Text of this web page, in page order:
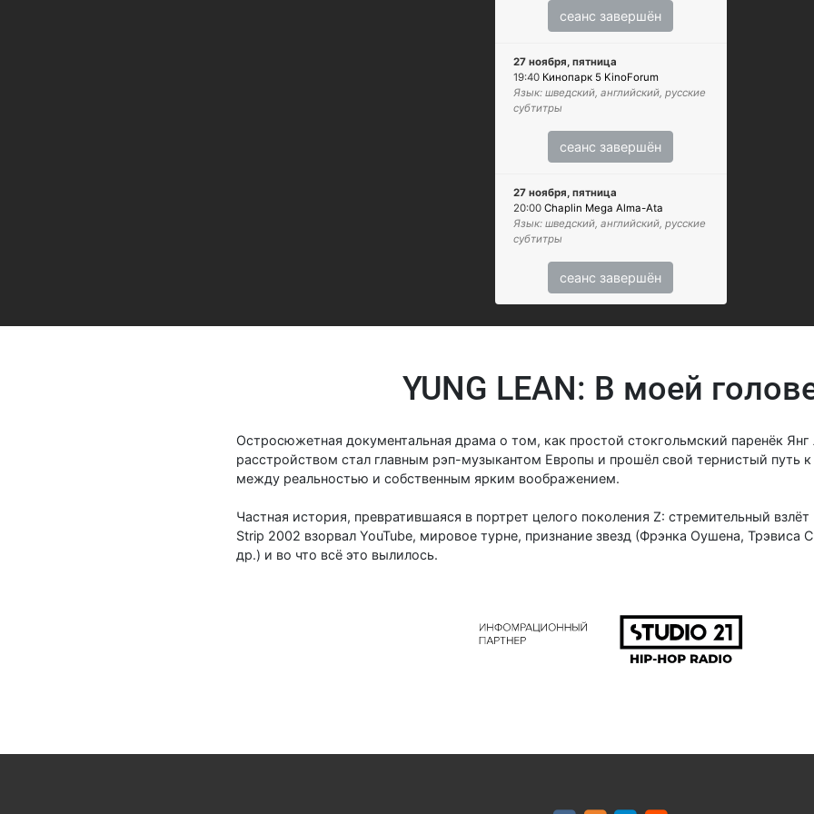
сеанс завершён
27 ноября, пятница
19:40 Кинопарк 5 KinoForum
Язык: шведский, английский, русские
субтитры
сеанс завершён
27 ноября, пятница
20:00 Chaplin Mega Alma-Ata
Язык: шведский, английский, русские
субтитры
сеанс завершён
YUNG LEAN: В моей
Остросюжетная документальная драма о том, как простой стокгольмский паренёк
расстройством стал главным рэп-музыкантом Европы и прошёл свой тернистый путь к
между реальностью и собственным ярким воображением.
Частная история, превратившаяся в портрет целого поколения Z: стремительный взлёт
Strip 2002 взорвал YouTube, мировое турне, признание звезд (Фрэнка Оушена, Трэвиса
др.) и во что всё это вылилось.